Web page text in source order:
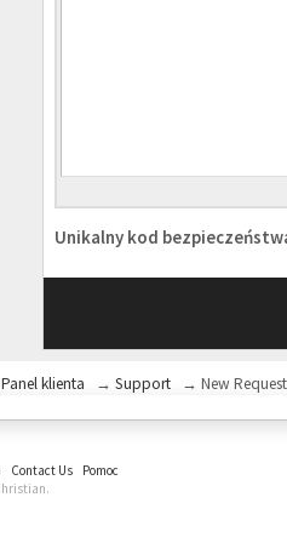
Unikalny kod
Panel klienta → Support → New Request
Contact Us
Pomoc